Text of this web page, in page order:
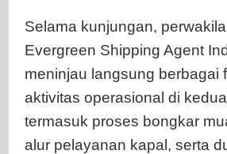
Selama kunjungan,
Evergreen Shipping Agent
meninjau langsung berbagai
aktivitas operasional di
termasuk proses bongkar
alur pelayanan kapal, serta